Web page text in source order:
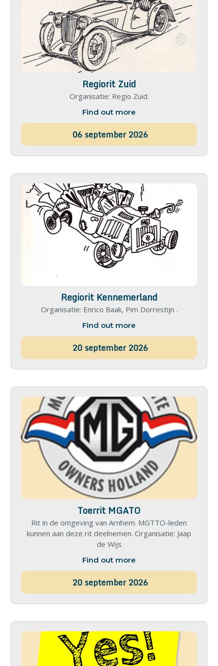
Regiorit Zuid
Organisatie: Regio Zuid.
Find out more
06 september 2026
Regiorit Kennemerland
Organisatie: Enrico Baak, Pim Dorrestijn .
Find out more
20 september 2026
Toerrit MGATO
Rit in de omgeving van Arnhem. MGTTO-leden
kunnen aan deze rit deelnemen. Organisatie: Jaap
de Wijs
Find out more
20 september 2026